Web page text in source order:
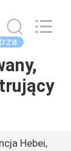
Hebei,